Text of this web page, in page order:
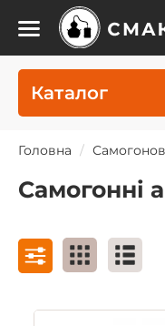
Каталог
Головна
Самогонні